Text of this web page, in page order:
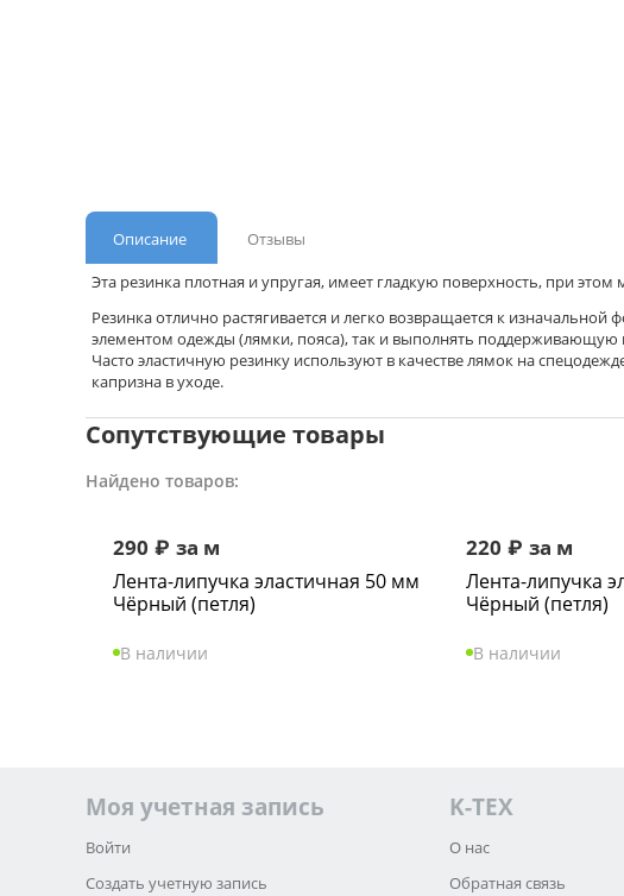
Описание
Отзывы
Эта резинка плотная и упругая, имеет гладкую поверхность, при
Резинка отлично растягивается и легко возвращается к
элементом одежды (лямки, пояса), так и выполнять поддерживающую
Часто эластичную резинку используют в качестве лямок на
капризна в уходе.
Сопутствующие товары
Найдено товаров:
290 ₽ за м
Лента-липучка эластичная 50 мм
Чёрный (петля)
В наличии
220 ₽ за м
Лента-липучка
Чёрный (петля)
В наличии
Моя учетная запись
Войти
Создать учетную запись
K-TEX
О нас
Обратная связь